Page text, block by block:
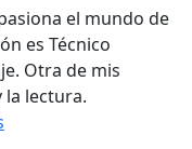
el mundo de
es Técnico
Otra de mis
la lectura.